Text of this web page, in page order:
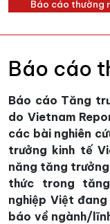
Báo cáo thường
Báo cáo
Báo cáo Tăng
do Vietnam
các bài nghiên
trưởng kinh tế
năng tăng
thức trong
nghiệp Việt
báo về ngành/